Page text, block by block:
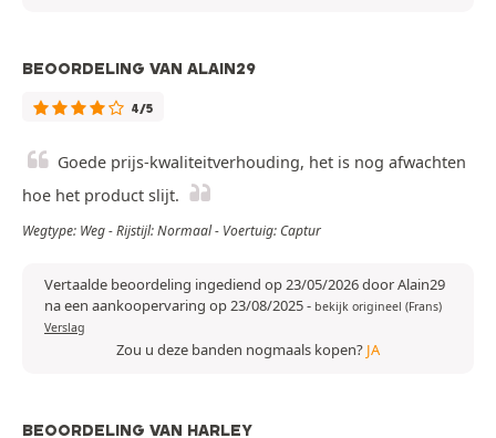
BEOORDELING VAN ALAIN29
4/5
Goede prijs-kwaliteitverhouding, het is nog afwachten
hoe het product slijt.
Wegtype: Weg - Rijstijl: Normaal - Voertuig: Captur
Vertaalde beoordeling ingediend op 23/05/2026 door Alain29
na een aankoopervaring op 23/08/2025- bekijk origineel (Frans)
Verslag
Zou u deze banden nogmaals kopen? JA
BEOORDELING VAN HARLEY